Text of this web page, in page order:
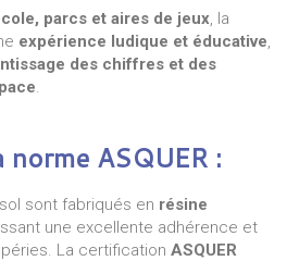
parcs et aires de jeux, la
expérience ludique et éducative,
des chiffres et des
.
ASQUER :
sont fabriqués en résine
une excellente adhérence et
La certification ASQUER